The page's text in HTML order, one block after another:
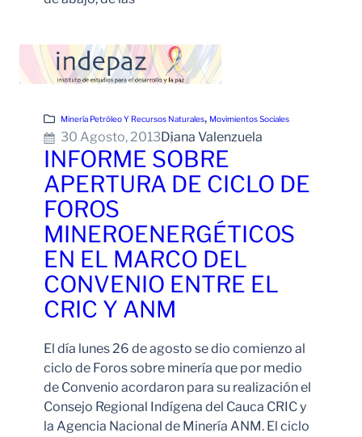
Minería Petróleo Y Recursos Naturales, Movimientos Sociales
30 Agosto, 2013Diana Valenzuela
INFORME SOBRE
APERTURA DE CICLO DE
FOROS
MINEROENERGÉTICOS
EN EL MARCO DEL
CONVENIO ENTRE EL
CRIC Y ANM
El día lunes 26 de agosto se dio comienzo al
ciclo de Foros sobre minería que por medio
de Convenio acordaron para su realización el
Consejo Regional Indígena del Cauca CRIC y
la Agencia Nacional de Minería ANM. El ciclo